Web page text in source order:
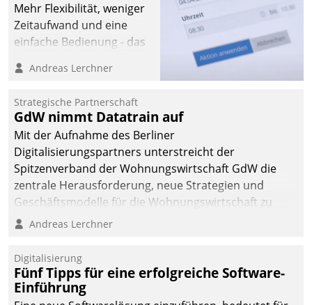
Mehr Flexibilität, weniger
Zeitaufwand und eine
einfache Bedienung - das
Cockpit für mobile
Datatrain. Die meravis
Wohnungsbau- und
Immobilien GmbH hat
sich dabei für den Betrieb
der Lösung über die SAP
Cloud Platform
entschieden - als erstes
Unternehmen am
Andreas Lerchner
Strategische Partnerschaft
GdW nimmt Datatrain auf
Mit der Aufnahme des Berliner
Digitalisierungspartners unterstreicht der
Spitzenverband der Wohnungswirtschaft GdW die
zentrale Herausforderung, neue Strategien und
Geschäftsmodelle für die Wohnungswirtschaft zu
entwickeln.
Andreas Lerchner
Digitalisierung
Fünf Tipps für eine erfolgreiche Software-
Einführung